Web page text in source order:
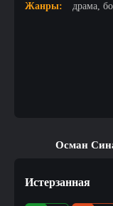
Жанры:
драма,
Осман
Истерзанная